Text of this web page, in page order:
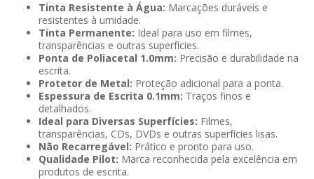
Tinta Resistente à Água: Marcações duráveis e
resistentes à umidade.
Tinta Permanente: Ideal para uso em filmes,
transparências e outras superfícies.
Ponta de Poliacetal 1.0mm: Precisão e durabilidade na
escrita.
Protetor de Metal: Proteção adicional para a ponta.
Espessura de Escrita 0.1mm: Traços finos e
detalhados.
Ideal para Diversas Superfícies: Filmes,
transparências, CDs, DVDs e outras superfícies lisas.
Não Recarregável: Prático e pronto para uso.
Qualidade Pilot: Marca reconhecida pela excelência em
produtos de escrita.